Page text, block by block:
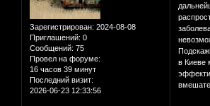
Зарегистрирован: 2024-08-08
Приглашений: 0
Сообщений: 75
Провел на форуме:
16 часов 39 минут
Последний визит:
2026-06-23 12:33:56
в Киеве